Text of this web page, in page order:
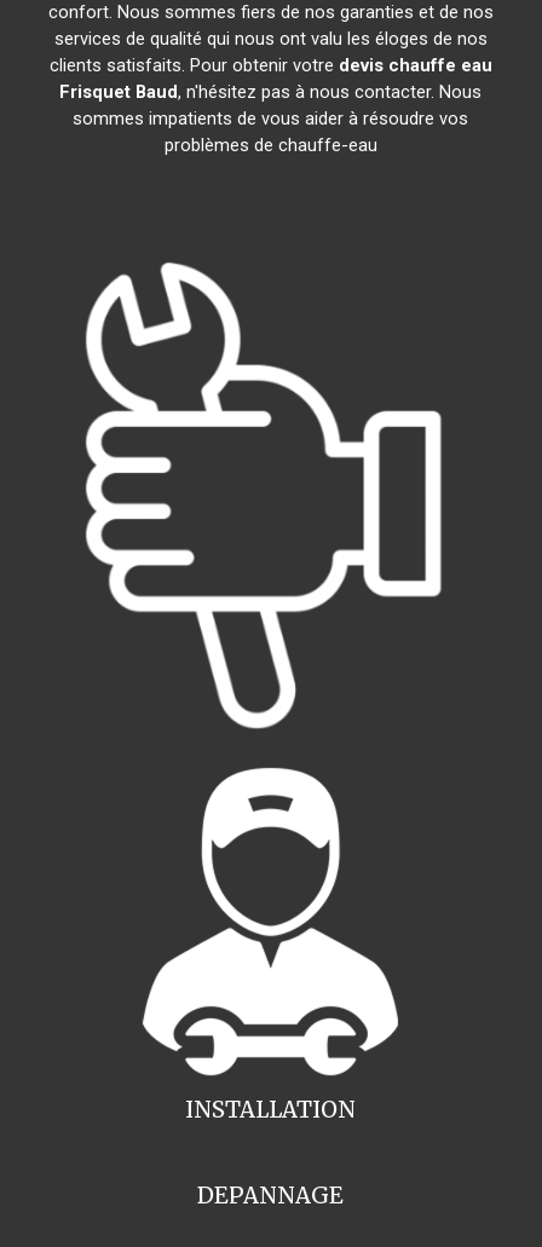
confort. Nous sommes fiers de nos garanties et de nos
services de qualité qui nous ont valu les éloges de nos
clients satisfaits. Pour obtenir votre devis chauffe eau
Frisquet Baud, n'hésitez pas à nous contacter. Nous
sommes impatients de vous aider à résoudre vos
problèmes de chauffe-eau
INSTALLATION
DEPANNAGE